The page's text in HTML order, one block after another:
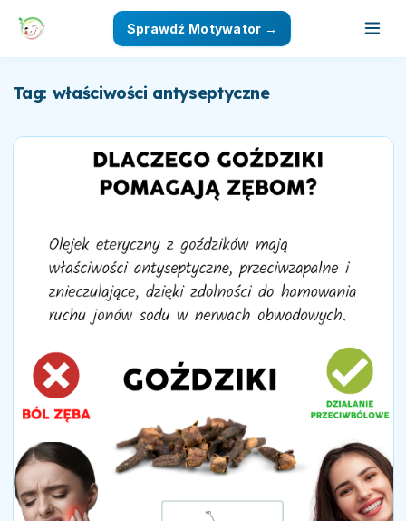
Sprawdź Motywator →
Tag: właściwości antyseptyczne